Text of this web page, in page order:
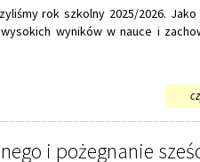
rok szkolny 2025/2026.
wyników w nauce i
i pożegnanie